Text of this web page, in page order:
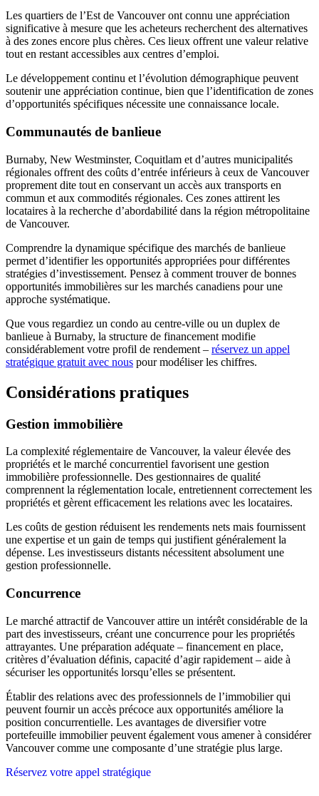
Les quartiers de l’Est de Vancouver ont connu une appréciation
significative à mesure que les acheteurs recherchent des alternatives
à des zones encore plus chères. Ces lieux offrent une valeur relative
tout en restant accessibles aux centres d’emploi.
Le développement continu et l’évolution démographique peuvent
soutenir une appréciation continue, bien que l’identification de zones
d’opportunités spécifiques nécessite une connaissance locale.
Communautés de banlieue
Burnaby, New Westminster, Coquitlam et d’autres municipalités
régionales offrent des coûts d’entrée inférieurs à ceux de Vancouver
proprement dite tout en conservant un accès aux transports en
commun et aux commodités régionales. Ces zones attirent les
locataires à la recherche d’abordabilité dans la région métropolitaine
de Vancouver.
Comprendre la dynamique spécifique des marchés de banlieue
permet d’identifier les opportunités appropriées pour différentes
stratégies d’investissement. Pensez à comment trouver de bonnes
opportunités immobilières sur les marchés canadiens pour une
approche systématique.
Que vous regardiez un condo au centre-ville ou un duplex de
banlieue à Burnaby, la structure de financement modifie
considérablement votre profil de rendement – réservez un appel
stratégique gratuit avec nous pour modéliser les chiffres.
Considérations pratiques
Gestion immobilière
La complexité réglementaire de Vancouver, la valeur élevée des
propriétés et le marché concurrentiel favorisent une gestion
immobilière professionnelle. Des gestionnaires de qualité
comprennent la réglementation locale, entretiennent correctement les
propriétés et gèrent efficacement les relations avec les locataires.
Les coûts de gestion réduisent les rendements nets mais fournissent
une expertise et un gain de temps qui justifient généralement la
dépense. Les investisseurs distants nécessitent absolument une
gestion professionnelle.
Concurrence
Le marché attractif de Vancouver attire un intérêt considérable de la
part des investisseurs, créant une concurrence pour les propriétés
attrayantes. Une préparation adéquate – financement en place,
critères d’évaluation définis, capacité d’agir rapidement – aide à
sécuriser les opportunités lorsqu’elles se présentent.
Établir des relations avec des professionnels de l’immobilier qui
peuvent fournir un accès précoce aux opportunités améliore la
position concurrentielle. Les avantages de diversifier votre
portefeuille immobilier peuvent également vous amener à considérer
Vancouver comme une composante d’une stratégie plus large.
Réservez votre appel stratégique